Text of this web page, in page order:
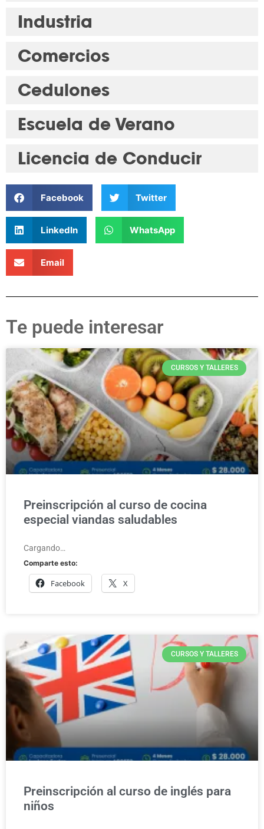
Industria
Comercios
Cedulones
Escuela de Verano
Licencia de Conducir
Facebook Twitter
LinkedIn WhatsApp
Email
Te puede interesar
CURSOS Y TALLERES
Preinscripción al curso de cocina
especial viandas saludables
Cargando…
Comparte esto:
Facebook X
CURSOS Y TALLERES
Preinscripción al curso de inglés para
niños